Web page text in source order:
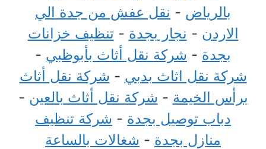
بالرياض - نقل عفش من جدة الي
الاردن - نجار بجدة - تنظيف خزانات
بجدة - شركة نقل أثاث بأبوظبي -
شركة نقل اثاث بدبي - شركة نقل أثاث
برأس الخيمة - شركة نقل أثاث بالعين -
دباب توصيل بجدة - شركة تنظيف
منازل بجدة - شغالات بالساعة